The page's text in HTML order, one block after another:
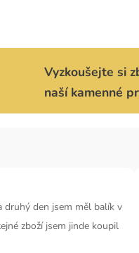
Vyzkoušejte si
naší kamenné
druhý den jsem měl balík v
zboží jsem jinde koupil